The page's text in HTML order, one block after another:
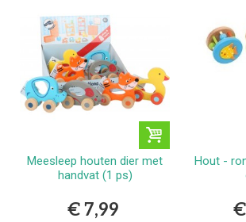
Meesleep houten dier met
handvat (1 ps)
€ 7,99
Hout -